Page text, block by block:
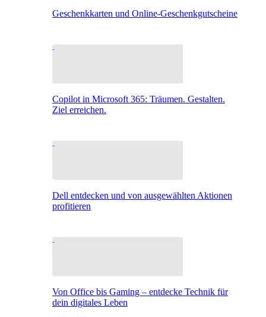
Geschenkkarten und Online-Geschenkgutscheine
Copilot in Microsoft 365: Träumen. Gestalten.
Ziel erreichen.
Dell entdecken und von ausgewählten Aktionen
profitieren
Von Office bis Gaming – entdecke Technik für
dein digitales Leben